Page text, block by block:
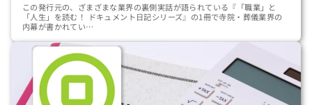
この発行元の、ざまざまな業界の裏側実話が語られている『「職業」と
「人生」を読む！ ドキュメント日記シリーズ』の1冊で寺院・葬儀業界の
内幕が書かれてい…